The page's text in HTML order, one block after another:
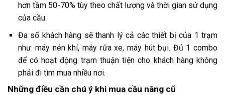
hơn tầm 50-70% tùy theo chất lượng và thời gian sử dụng
của cầu.
Đa số khách hàng sẽ thanh lý cả các thiết bị của 1 trạm
như: máy nén khí, máy rửa xe, máy hút bụi. Đủ 1 combo
để có hoạt động trạm thuận tiện cho khách hàng không
phải đi tìm mua nhiều nơi.
Những điều cần chú ý khi mua cầu nâng cũ